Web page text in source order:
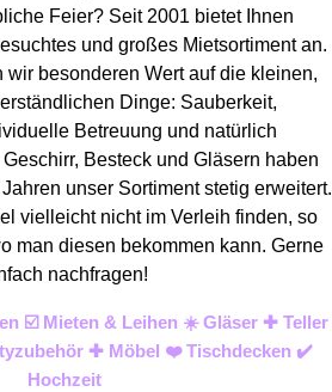
Feier? Seit 2001 bietet Ihnen
und großes Mietsortiment an.
besonderen Wert auf die kleinen,
Dinge: Sauberkeit,
Betreuung und natürlich
Besteck und Gläsern haben
unser Sortiment stetig erweitert.
vielleicht nicht im Verleih finden, so
man diesen bekommen kann. Gerne
nachfragen!
☑️ Mieten & Leihen ☀️ Gläser ✚ Teller
✚ Möbel ❤️ Tischdecken ✔️
Hochzeit